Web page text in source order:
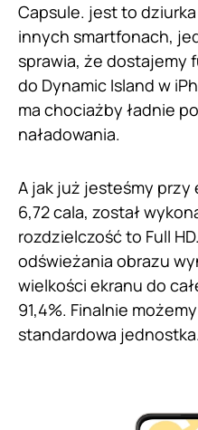
Capsule. jest to
innych smartfonach,
sprawia, że dostajemy
do Dynamic Island w
ma chociażby ładnie
naładowania.
A jak już jesteśmy
6,72 cala, został
rozdzielczość to Full
odświeżania obrazu
wielkości ekranu do
91,4%. Finalnie
standardowa jednostka.